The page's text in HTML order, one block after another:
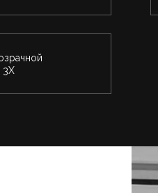
3X